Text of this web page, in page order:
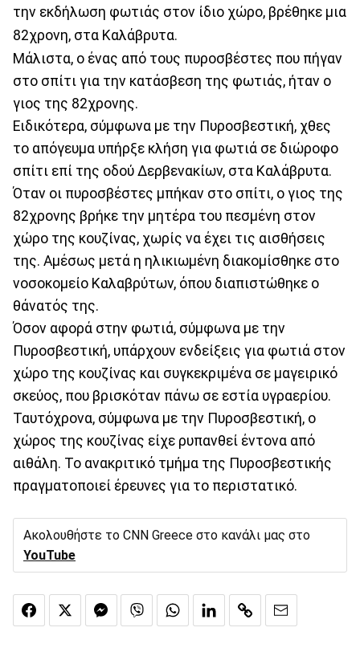
την εκδήλωση φωτιάς στον ίδιο χώρο, βρέθηκε μια
82χρονη, στα Καλάβρυτα.
Μάλιστα, ο ένας από τους πυροσβέστες που πήγαν
στο σπίτι για την κατάσβεση της φωτιάς, ήταν ο
γιος της 82χρονης.
Ειδικότερα, σύμφωνα με την Πυροσβεστική, χθες
το απόγευμα υπήρξε κλήση για φωτιά σε διώροφο
σπίτι επί της οδού Δερβενακίων, στα Καλάβρυτα.
Όταν οι πυροσβέστες μπήκαν στο σπίτι, ο γιος της
82χρονης βρήκε την μητέρα του πεσμένη στον
χώρο της κουζίνας, χωρίς να έχει τις αισθήσεις
της. Αμέσως μετά η ηλικιωμένη διακομίσθηκε στο
νοσοκομείο Καλαβρύτων, όπου διαπιστώθηκε ο
θάνατός της.
Όσον αφορά στην φωτιά, σύμφωνα με την
Πυροσβεστική, υπάρχουν ενδείξεις για φωτιά στον
χώρο της κουζίνας και συγκεκριμένα σε μαγειρικό
σκεύος, που βρισκόταν πάνω σε εστία υγραερίου.
Ταυτόχρονα, σύμφωνα με την Πυροσβεστική, ο
χώρος της κουζίνας είχε ρυπανθεί έντονα από
αιθάλη. Το ανακριτικό τμήμα της Πυροσβεστικής
πραγματοποιεί έρευνες για το περιστατικό.
Ακολουθήστε το CNN Greece στο κανάλι μας στο
YouTube